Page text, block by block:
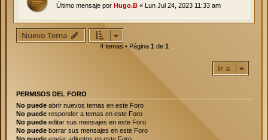
Último mensaje por Hugo.B « Lun Jul 24, 2023 11:33 am
Nuevo Tema
4 temas • Página 1 de 1
Ir a
PERMISOS DEL FORO
No puede abrir nuevos temas en este Foro
No puede responder a temas en este Foro
No puede editar sus mensajes en este Foro
No puede borrar sus mensajes en este Foro